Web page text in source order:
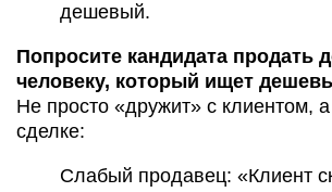
дешевый.
Попросите кандидата продать
человеку, который ищет
Не просто «дружит» с клиентом,
сделке:
Слабый продавец: «Клиент